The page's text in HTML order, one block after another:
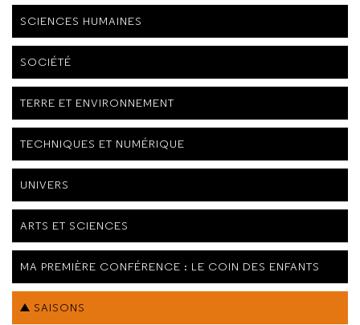
SCIENCES HUMAINES
SOCIÉTÉ
TERRE ET ENVIRONNEMENT
TECHNIQUES ET NUMÉRIQUE
UNIVERS
ARTS ET SCIENCES
MA PREMIÈRE CONFÉRENCE : LE COIN DES ENFANTS
SAISONS